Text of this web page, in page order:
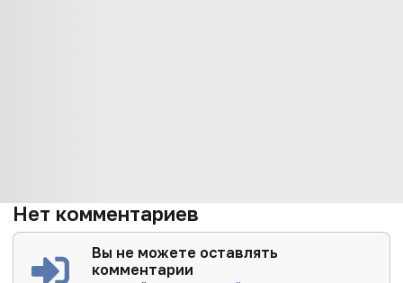
Нет комментариев
Вы не можете оставлять
комментарии